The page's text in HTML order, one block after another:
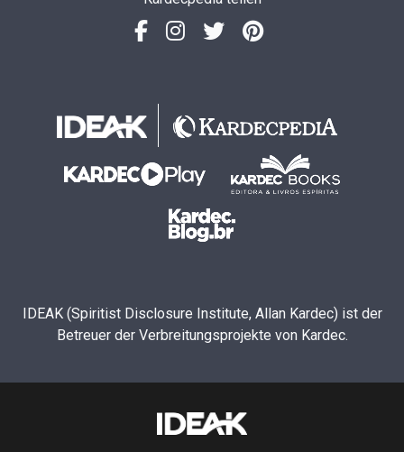
IDEAK (Spiritist Disclosure Institute, Allan Kardec) ist der
Betreuer der Verbreitungsprojekte von Kardec.